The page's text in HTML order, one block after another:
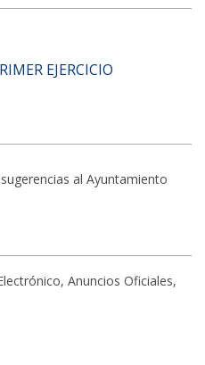
EJERCICIO
al Ayuntamiento
Anuncios Oficiales,